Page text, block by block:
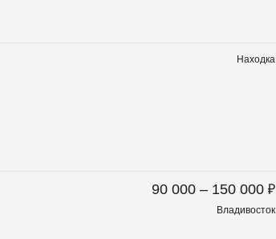
Находка
90 000 – 150 000 ₽
Владивосток